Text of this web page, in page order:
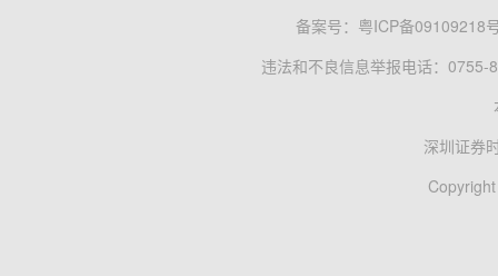
备案号： 粤ICP备09109218
违法和不良信息举报电话：0755-
深圳证券